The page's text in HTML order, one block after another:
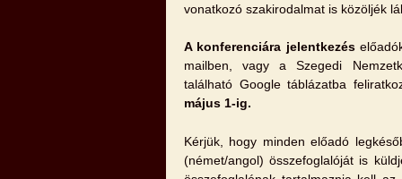
vonatkozó szakirodalmat is közöljék
A konferenciára jelentkezés
mailben, vagy a Szegedi
található Google táblázatba
május 1-ig.
Kérjük, hogy minden előadó
(német/angol) összefoglalóját is